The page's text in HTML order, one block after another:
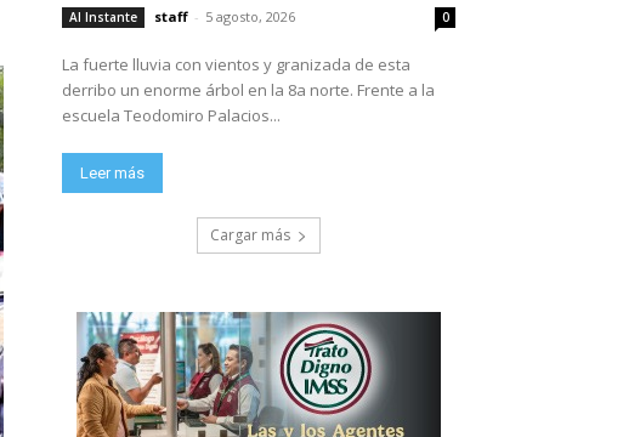
Al Instante staff - 5 agosto, 2026 0
La fuerte lluvia con vientos y granizada de esta
derribo un enorme árbol en la 8a norte. Frente a la
escuela Teodomiro Palacios...
Leer más
Cargar más